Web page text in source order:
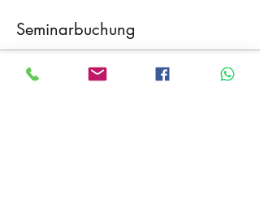
das Hier und Jetzt und zielgerichtete
Wachsamkeit, die es wieder zu entdecken
gilt. Das uns innewohnende, große
Potenzial, insbesondere im Umgang mit
Menschen und in der nachhaltigen
Seminarbuchung
Verkauf beendet